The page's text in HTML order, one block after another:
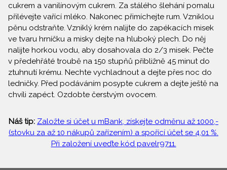
cukrem a vanilínovým cukrem. Za stálého šlehání pomalu
přilévejte vařící mléko. Nakonec přimíchejte rum. Vzniklou
pěnu odstraňte. Vzniklý krém nalijte do zapékacích misek
ve tvaru hrníčku a misky dejte na hluboký plech. Do něj
nalijte horkou vodu, aby dosahovala do 2/3 misek. Pečte
v předehřáté troubě na 150 stupňů přibližně 45 minut do
ztuhnutí krému. Nechte vychladnout a dejte přes noc do
ledničky. Před podáváním posypte cukrem a dejte ještě na
chvíli zapéct. Ozdobte čerstvým ovocem.
Náš tip: Založte si účet u mBank, získejte odměnu až 1000,-
(stovku za až 10 nákupů zařízením) a spořící účet se 4,01 %.
Při založení uveďte kód pavelr9711.